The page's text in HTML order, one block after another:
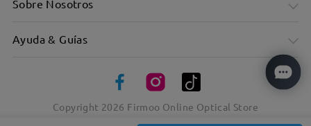
Sobre Nosotros
Ayuda & Guías
Copyright 2026 Firmoo Online Optical Store